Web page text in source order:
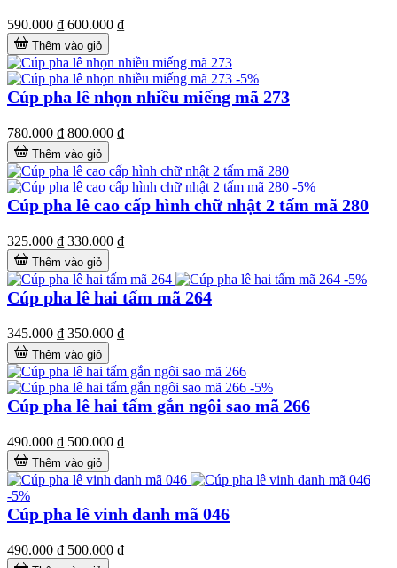
590.000 ₫ 600.000 ₫
Thêm vào giỏ
-5%
Cúp pha lê nhọn nhiều miếng mã 273
780.000 ₫ 800.000 ₫
Thêm vào giỏ
-5%
Cúp pha lê cao cấp hình chữ nhật 2 tấm mã 280
325.000 ₫ 330.000 ₫
Thêm vào giỏ
-5%
Cúp pha lê hai tấm mã 264
345.000 ₫ 350.000 ₫
Thêm vào giỏ
-5%
Cúp pha lê hai tấm gắn ngôi sao mã 266
490.000 ₫ 500.000 ₫
Thêm vào giỏ
-5%
Cúp pha lê vinh danh mã 046
490.000 ₫ 500.000 ₫